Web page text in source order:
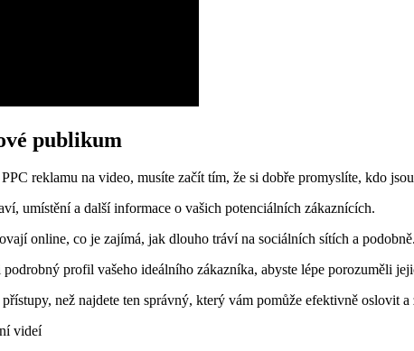
publikum
reklamu na video, musíte začít tím, že si dobře promyslíte, kdo
umístění a další informace o vašich potenciálních zákaznících.
online, co je zajímá, jak dlouho tráví na sociálních sítích a podobně.
profil vašeho ideálního zákazníka, abyste lépe porozuměli
než najdete ten správný, který vám pomůže efektivně oslovit